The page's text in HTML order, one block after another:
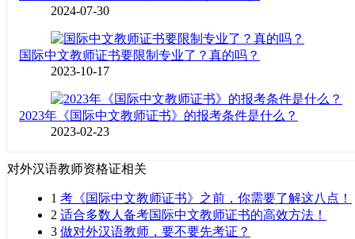
2024-07-30
国际中文教师证书要限制专业了？真的吗？
2023-10-17
2023年《国际中文教师证书》的报考条件是什么？
2023-02-23
对外汉语教师资格证相关
1 考《国际中文教师证书》之前，你需要了解这八点！
2 适合多数人备考国际中文教师证书的高效方法！
3 做对外汉语教师，要不要先考证？